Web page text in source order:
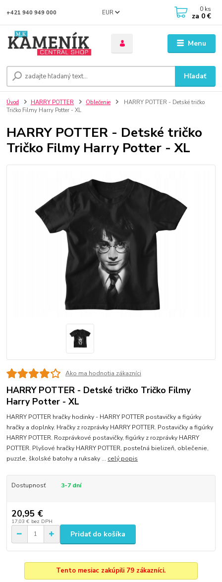
Menu
EUR
Hľadať
+421 940 949 000 0 ks
za 0 €
Úvod HARRY POTTER Oblečenie
HARRY POTTER - Detské tričko
Tričko Filmy Harry Potter - XL
HARRY POTTER - Detské tričko
Tričko Filmy Harry Potter - XL
Ako ma hodnotia zákazníci
HARRY POTTER - Detské tričko Tričko Filmy
Harry Potter - XL
HARRY POTTER hračky hodinky - HARRY POTTER postavičky a figúrky
hračky a doplnky. Hračky z rozprávky HARRY POTTER. Postavičky a figúrky
HARRY POTTER. Rozprávkové postavičky, figúrky z rozprávky HARRY
POTTER. Plyšové hračky HARRY POTTER, posteľná bielizeň, oblečenie,
puzzle, školské batohy a ruksaky ... celý popis
Dostupnosť 3-7 dní
20,95 €
17,03 € bez DPH
Pridať do košíka
Tento mesiac zakúpili 79 zákazníci.